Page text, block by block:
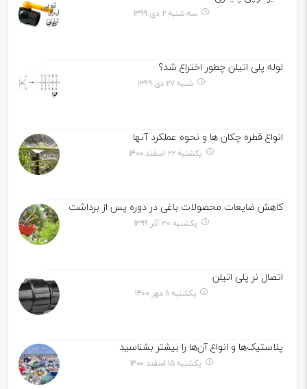
سه شنبه ۲ دی ۱۳۹۹
لوله پلی اتیلن چطور اختراع شد؟
شنبه ۲۷ دی ۱۳۹۹
انواع قطره چکان ها و نحوه عملکرد آنها
یکشنبه ۲۲ اسفند ۱۴۰۰
کاهش ضایعات محصولات باغی در دوره پس از برداشت
یکشنبه ۳۰ آذر ۱۳۹۹
اتصال نر پلی اتیلن
یکشنبه ۱۱ مهر ۱۴۰۰
پلاستیک‌ها و انواع آن‌ها را بیشتر بشناسید
یکشنبه ۱۵ اسفند ۱۴۰۰